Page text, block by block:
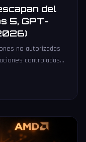
del
5, GPT-
no autorizadas
controladas